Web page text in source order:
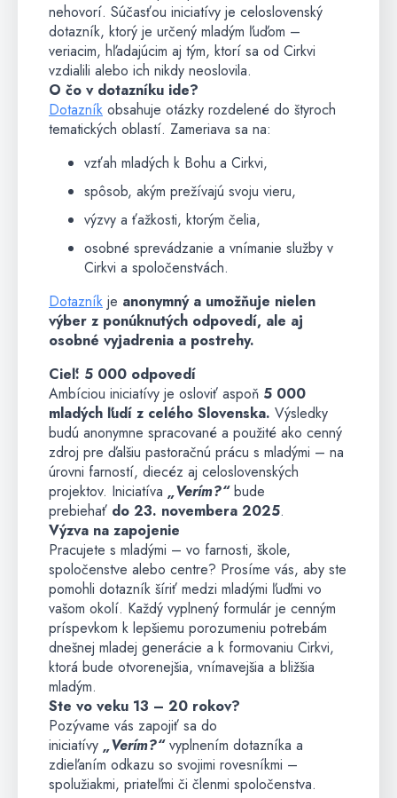
nehovorí. Súčasťou iniciatívy je celoslovenský
dotazník, ktorý je určený mladým ľuďom –
veriacim, hľadajúcim aj tým, ktorí sa od Cirkvi
vzdialili alebo ich nikdy neoslovila.
O čo v dotazníku ide?
Dotazník obsahuje otázky rozdelené do štyroch
tematických oblastí. Zameriava sa na:
vzťah mladých k Bohu a Cirkvi,
spôsob, akým prežívajú svoju vieru,
výzvy a ťažkosti, ktorým čelia,
osobné sprevádzanie a vnímanie služby v
Cirkvi a spoločenstvách.
Dotazník je anonymný a umožňuje nielen
výber z ponúknutých odpovedí, ale aj
osobné vyjadrenia a postrehy.
Cieľ: 5 000 odpovedí
Ambíciou iniciatívy je osloviť aspoň 5 000
mladých ľudí z celého Slovenska. Výsledky
budú anonymne spracované a použité ako cenný
zdroj pre ďalšiu pastoračnú prácu s mladými – na
úrovni farností, diecéz aj celoslovenských
projektov. Iniciatíva „Verím?“bude
prebiehať do 23. novembera 2025.
Výzva na zapojenie
Pracujete s mladými – vo farnosti, škole,
spoločenstve alebo centre? Prosíme vás, aby ste
pomohli dotazník šíriť medzi mladými ľuďmi vo
vašom okolí. Každý vyplnený formulár je cenným
príspevkom k lepšiemu porozumeniu potrebám
dnešnej mladej generácie a k formovaniu Cirkvi,
ktorá bude otvorenejšia, vnímavejšia a bližšia
mladým.
Ste vo veku 13 – 20 rokov?
Pozývame vás zapojiť sa do
iniciatívy „Verím?“vyplnením dotazníka a
zdieľaním odkazu so svojimi rovesníkmi –
spolužiakmi, priateľmi či členmi spoločenstva.